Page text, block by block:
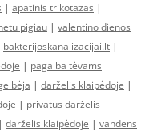
| apatinis trikotazas |
pigiau | valentino dienos
bakterijoskanalizacijai.lt |
| pagalba tėvams
| darželis klaipėdoje |
| privatus darželis
| darželis klaipėdoje | vandens